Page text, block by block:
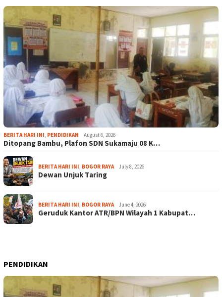
BERITA HARI INI, PENDIDIKAN August 6, 2026
Ditopang Bambu, Plafon SDN Sukamaju 08 K…
BERITA HARI INI, BOGOR RAYA July 8, 2026
Dewan Unjuk Taring
BERITA HARI INI, BOGOR RAYA June 4, 2026
Geruduk Kantor ATR/BPN Wilayah 1 Kabupat…
PENDIDIKAN